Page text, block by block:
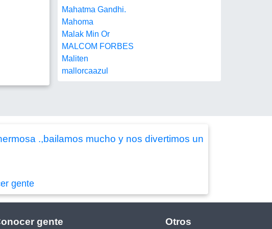
Mahatma Gandhi.
Mahoma
Malak Min Or
MALCOM FORBES
Maliten
mallorcaazul
.,bailamos mucho y nos divertimos un
gente
gente Otros